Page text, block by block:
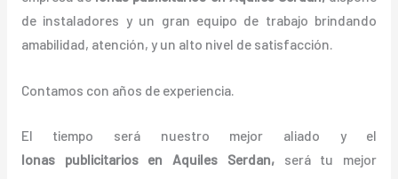
de instaladores y un gran equipo de trabajo brindando
amabilidad, atención, y un alto nivel de satisfacción.
Contamos con años de experiencia.
El tiempo será nuestro mejor aliado y el
lonas
publicitariosen Aquiles Serdan, será tu mejor